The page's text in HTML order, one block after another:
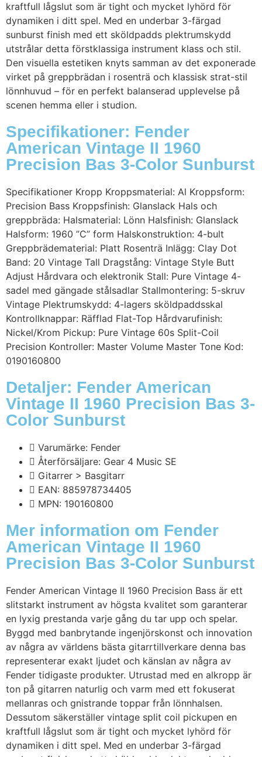
kraftfull lågslut som är tight och mycket lyhörd för
dynamiken i ditt spel. Med en underbar 3-färgad
sunburst finish med ett sköldpadds plektrumskydd
utstrålar detta förstklassiga instrument klass och stil.
Den visuella estetiken knyts samman av det exponerade
virket på greppbrädan i rosenträ och klassisk strat-stil
lönnhuvud – för en perfekt balanserad upplevelse på
scenen hemma eller i studion.
Specifikationer: Fender
American Vintage II 1960
Precision Bas 3-Color Sunburst
Specifikationer Kropp Kroppsmaterial: Al Kroppsform:
Precision Bass Kroppsfinish: Glanslack Hals och
greppbräda: Halsmaterial: Lönn Halsfinish: Glanslack
Halsform: 1960 ”C” form Halskonstruktion: 4-bult
Greppbrädematerial: Platt Rosenträ Inlägg: Clay Dot
Band: 20 Vintage Tall Dragstång: Vintage Style Butt
Adjust Hårdvara och elektronik Stall: Pure Vintage 4-
sadel med gängade stålsadlar Stallmontering: 5-skruv
Vintage Plektrumskydd: 4-lagers sköldpaddsskal
Kontrollknappar: Räfflad Flat-Top Hårdvarufinish:
Nickel/Krom Pickup: Pure Vintage 60s Split-Coil
Precision Kontroller: Master Volume Master Tone Kod:
0190160800
Detaljer: Fender American
Vintage II 1960 Precision Bas 3-
Color Sunburst
Varumärke: Fender
Återförsäljare: Gear 4 Music SE
Gitarrer > Basgitarr
EAN: 885978734405
MPN: 190160800
Mer information om Fender
American Vintage II 1960
Precision Bas 3-Color Sunburst
Fender American Vintage II 1960 Precision Bass är ett
slitstarkt instrument av högsta kvalitet som garanterar
en lyxig prestanda varje gång du tar upp och spelar.
Byggd med banbrytande ingenjörskonst och innovation
av några av världens bästa gitarrtillverkare denna bas
representerar exakt ljudet och känslan av några av
Fender tidigaste produkter. Utrustad med en alkropp är
ton på gitarren naturlig och varm med ett fokuserat
mellanras och gnistrande toppar från lönnhalsen.
Dessutom säkerställer vintage split coil pickupen en
kraftfull lågslut som är tight och mycket lyhörd för
dynamiken i ditt spel. Med en underbar 3-färgad